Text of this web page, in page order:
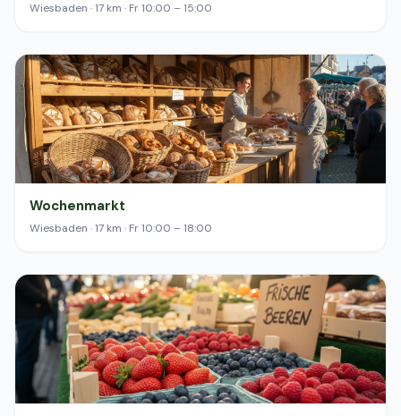
Wiesbaden · 17 km · Fr 10:00 – 15:00
Wochenmarkt
Wiesbaden · 17 km · Fr 10:00 – 18:00